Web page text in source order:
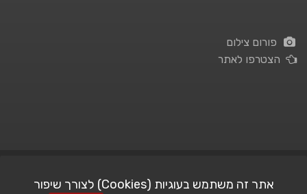
פורום צילום
הצטרפו לאתר
אתר זה משתמש בעוגיות (Cookies) לצורך שיפור